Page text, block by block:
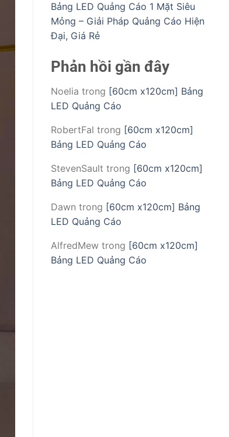
Bảng LED Quảng Cáo 1 Mặt Siêu
Mỏng – Giải Pháp Quảng Cáo Hiện
Đại, Giá Rẻ
Phản hồi gần đây
Noelia trong [60cm x120cm] Bảng
LED Quảng Cáo
RobertFal trong [60cm x120cm]
Bảng LED Quảng Cáo
StevenSault trong [60cm x120cm]
Bảng LED Quảng Cáo
Dawn trong [60cm x120cm] Bảng
LED Quảng Cáo
AlfredMew trong [60cm x120cm]
Bảng LED Quảng Cáo